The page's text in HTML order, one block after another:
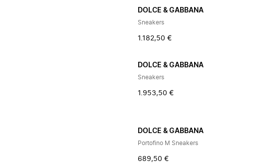
DOLCE & GABBANA
Sneakers
1.182,50 €
DOLCE & GABBANA
Sneakers
1.953,50 €
DOLCE & GABBANA
Portofino M Sneakers
689,50 €